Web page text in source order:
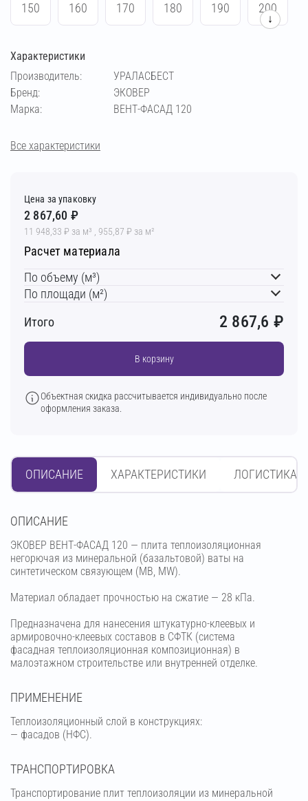
150 160 170 180 190 200
↓
Характеристики
Производитель:
УРАЛАСБЕСТ
Бренд:
ЭКОВЕР
Марка:
ВЕНТ-ФАСАД 120
Все характеристики
Цена за упаковку
2 867,60 ₽
11 948,33 ₽ за м³ , 955,87 ₽ за м²
Расчет материала
По объему (м³)
По площади (м²)
Итого
2 867,6 ₽
В корзину
Объектная скидка рассчитывается индивидуально после
оформления заказа.
ОПИСАНИЕ ХАРАКТЕРИСТИКИ ЛОГИСТИКА
OПИСАНИЕ
ЭКОВЕР ВЕНТ-ФАСАД 120 — плита теплоизоляционная
негорючая из минеральной (базальтовой) ваты на
синтетическом связующем (МВ, MW).
Материал обладает прочностью на сжатие — 28 кПа.
Предназначена для нанесения штукатурно-клеевых и
армировочно-клеевых составов в СФТК (система
фасадная теплоизоляционная композиционная) в
малоэтажном строительстве или внутренней отделке.
ПРИМЕНЕНИЕ
Теплоизоляционный слой в конструкциях:
— фасадов (НФС).
ТРАНСПОРТИРОВКА
Транспортирование плит теплоизоляции из минеральной